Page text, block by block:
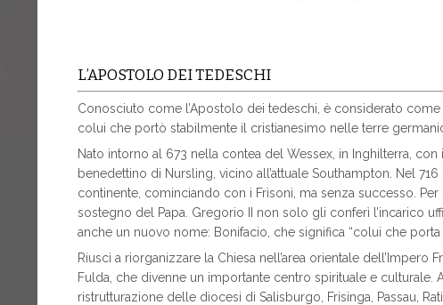
L’APOSTOLO DEI TEDESCHI
Conosciuto come l’Apostolo dei tedeschi, è considerato
colui che portò stabilmente il cristianesimo nelle terre
Nato intorno al 673 nella contea del Wessex, in Inghilterra,
benedettino di Nursling, vicino all’attuale Southampton. Nel
continente, cominciando con i Frisoni, ma senza successo.
sostegno del Papa. Gregorio II non solo gli conferì l’incarico
anche un nuovo nome: Bonifacio, che significa “colui che porta
Riuscì a riorganizzare la Chiesa nell’area orientale
Fulda, che divenne un importante centro spirituale e culturale.
ristrutturazione delle diocesi di Salisburgo, Frisinga, Passau,